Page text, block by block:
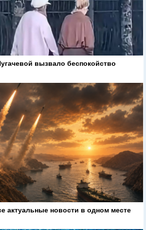
вызвало беспокойство
актуальные новости в одном месте